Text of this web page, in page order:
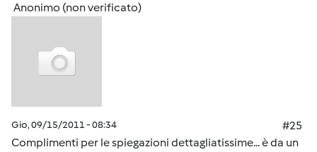
Anonimo (non verificato)
Gio, 09/15/2011 - 08:34
#25
Complimenti per le spiegazioni dettagliatissime... è da un